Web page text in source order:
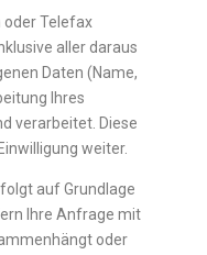
oder Telefax
aller daraus
Daten (Name,
Ihres
verarbeitet. Diese
weiter.
auf Grundlage
Ihre Anfrage mit
oder